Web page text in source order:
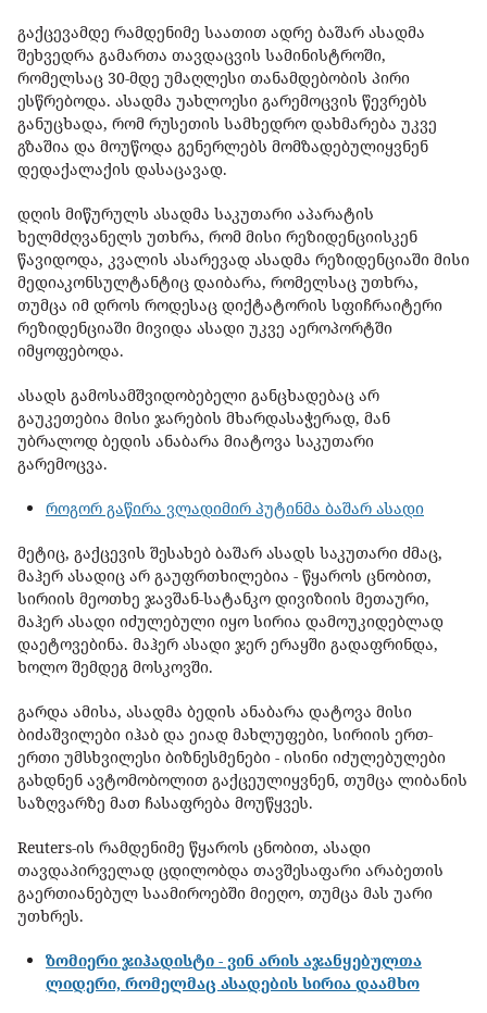
გაქცევამდე რამდენიმე საათით ადრე ბაშარ ასადმა
შეხვედრა გამართა თავდაცვის სამინისტროში,
რომელსაც 30-მდე უმაღლესი თანამდებობის პირი
ესწრებოდა. ასადმა უახლოესი გარემოცვის წევრებს
განუცხადა, რომ რუსეთის სამხედრო დახმარება უკვე
გზაშია და მოუწოდა გენერლებს მომზადებულიყვნენ
დედაქალაქის დასაცავად.
დღის მიწურულს ასადმა საკუთარი აპარატის
ხელმძღვანელს უთხრა, რომ მისი რეზიდენციისკენ
წავიდოდა, კვალის ასარევად ასადმა რეზიდენციაში მისი
მედიაკონსულტანტიც დაიბარა, რომელსაც უთხრა,
თუმცა იმ დროს როდესაც დიქტატორის სფიჩრაიტერი
რეზიდენციაში მივიდა ასადი უკვე აეროპორტში
იმყოფებოდა.
ასადს გამოსამშვიდობებელი განცხადებაც არ
გაუკეთებია მისი ჯარების მხარდასაჭერად, მან
უბრალოდ ბედის ანაბარა მიატოვა საკუთარი
გარემოცვა.
როგორ გაწირა ვლადიმირ პუტინმა ბაშარ ასადი
მეტიც, გაქცევის შესახებ ბაშარ ასადს საკუთარი ძმაც,
მაჰერ ასადიც არ გაუფრთხილებია - წყაროს ცნობით,
სირიის მეოთხე ჯავშან-სატანკო დივიზიის მეთაური,
მაჰერ ასადი იძულებული იყო სირია დამოუკიდებლად
დაეტოვებინა. მაჰერ ასადი ჯერ ერაყში გადაფრინდა,
ხოლო შემდეგ მოსკოვში.
გარდა ამისა, ასადმა ბედის ანაბარა დატოვა მისი
ბიძაშვილები იჰაბ და ეიად მახლუფები, სირიის ერთ-
ერთი უმსხვილესი ბიზნესმენები - ისინი იძულებულები
გახდნენ ავტომობოლით გაქცეულიყვნენ, თუმცა ლიბანის
საზღვარზე მათ ჩასაფრება მოუწყვეს.
Reuters-ის რამდენიმე წყაროს ცნობით, ასადი
თავდაპირველად ცდილობდა თავშესაფარი არაბეთის
გაერთიანებულ საამიროებში მიეღო, თუმცა მას უარი
უთხრეს.
ზომიერი ჯიჰადისტი - ვინ არის აჯანყებულთა
ლიდერი, რომელმაც ასადების სირია დაამხო